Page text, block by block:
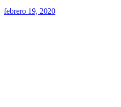
febrero 19, 2020